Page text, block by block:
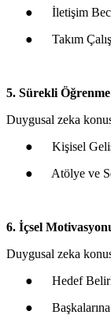
● İletişim
● Takım
5. Sürekli Öğrenme
Duygusal zeka
● Kişisel
● Atölye ve
6. İçsel
Duygusal zeka
● Hedef
●